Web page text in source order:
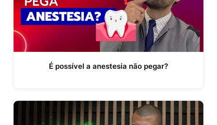
É possível a anestesia não pegar?